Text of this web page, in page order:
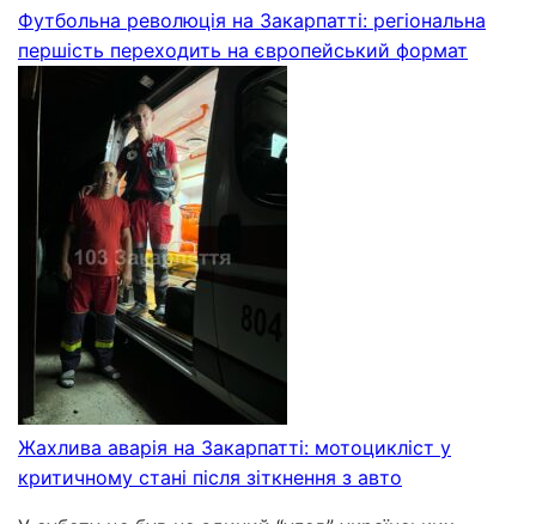
Футбольна революція на Закарпатті: регіональна
першість переходить на європейський формат
Жахлива аварія на Закарпатті: мотоцикліст у
критичному стані після зіткнення з авто